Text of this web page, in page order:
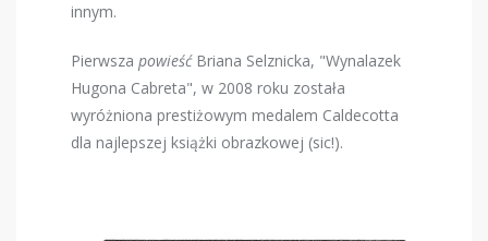
innym.
Pierwsza powieśćBriana Selznicka, "Wynalazek
Hugona Cabreta", w 2008 roku została
wyróżniona prestiżowym medalem Caldecotta
dla najlepszej książki obrazkowej (sic!).